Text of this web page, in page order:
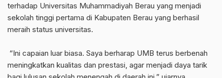
terhadap Universitas Muhammadiyah Berau yang menjadi
sekolah tinggi pertama di Kabupaten Berau yang berhasil
meraih status universitas.
‎ “Ini capaian luar biasa. Saya berharap UMB terus berbenah
meningkatkan kualitas dan prestasi, agar menjadi daya tarik